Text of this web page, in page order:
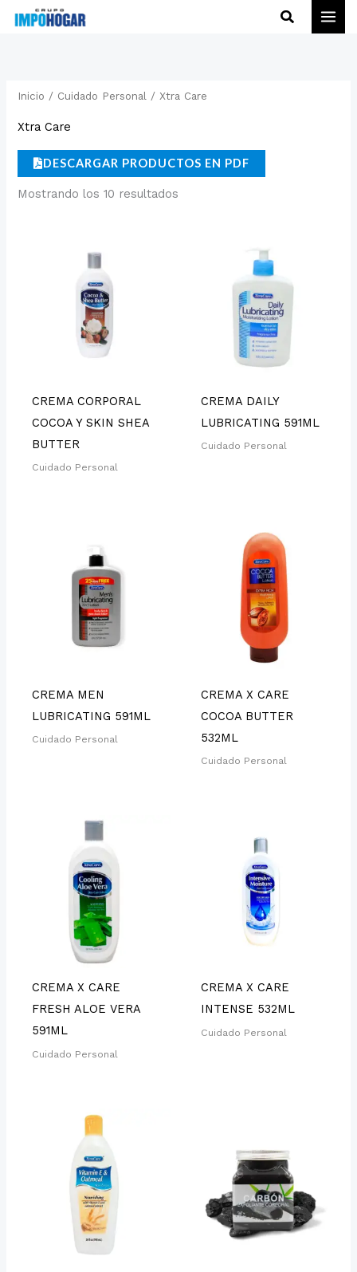
Buscar
Inicio / Cuidado Personal / Xtra Care
Xtra Care
DESCARGAR PRODUCTOS EN PDF
Mostrando los 10 resultados
CREMA CORPORAL
COCOA Y SKIN SHEA
BUTTER
Cuidado Personal
CREMA DAILY
LUBRICATING 591ML
Cuidado Personal
CREMA MEN
LUBRICATING 591ML
Cuidado Personal
CREMA X CARE
COCOA BUTTER
532ML
Cuidado Personal
CREMA X CARE
FRESH ALOE VERA
591ML
Cuidado Personal
CREMA X CARE
INTENSE 532ML
Cuidado Personal